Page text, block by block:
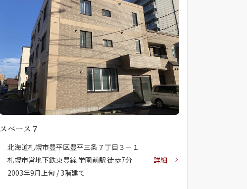
スペース７
北海道札幌市豊平区豊平三条７丁目３－１
札幌市営地下鉄東豊線 学園前駅 徒歩7分
2003年9月上旬 / 3階建て
詳細